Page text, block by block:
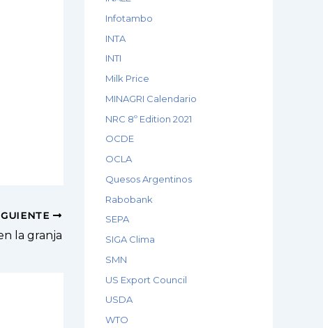
la granja
Infotambo
INTA
INTI
Milk Price
MINAGRI Calendario
NRC 8º Edition 2021
OCDE
OCLA
Quesos Argentinos
Rabobank
SEPA
SIGA Clima
SMN
US Export Council
USDA
WTO